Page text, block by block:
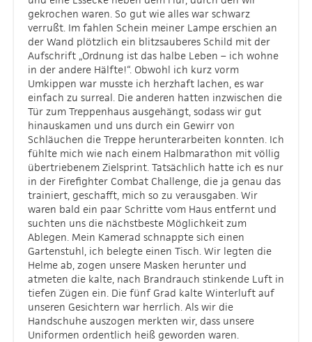
gekrochen waren. So gut wie alles war schwarz
verrußt. Im fahlen Schein meiner Lampe erschien an
der Wand plötzlich ein blitzsauberes Schild mit der
Aufschrift „Ordnung ist das halbe Leben – ich wohne
in der andere Hälfte!“. Obwohl ich kurz vorm
Umkippen war musste ich herzhaft lachen, es war
einfach zu surreal. Die anderen hatten inzwischen die
Tür zum Treppenhaus ausgehängt, sodass wir gut
hinauskamen und uns durch ein Gewirr von
Schläuchen die Treppe herunterarbeiten konnten. Ich
fühlte mich wie nach einem Halbmarathon mit völlig
übertriebenem Zielsprint. Tatsächlich hatte ich es nur
in der Firefighter Combat Challenge, die ja genau das
trainiert, geschafft, mich so zu verausgaben. Wir
waren bald ein paar Schritte vom Haus entfernt und
suchten uns die nächstbeste Möglichkeit zum
Ablegen. Mein Kamerad schnappte sich einen
Gartenstuhl, ich belegte einen Tisch. Wir legten die
Helme ab, zogen unsere Masken herunter und
atmeten die kalte, nach Brandrauch stinkende Luft in
tiefen Zügen ein. Die fünf Grad kalte Winterluft auf
unseren Gesichtern war herrlich. Als wir die
Handschuhe auszogen merkten wir, dass unsere
Uniformen ordentlich heiß geworden waren.